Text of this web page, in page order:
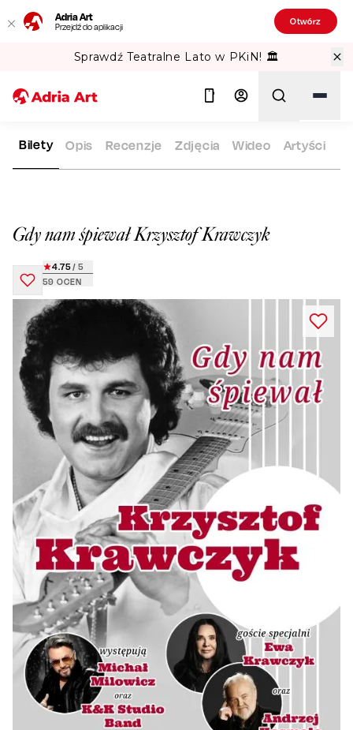
Adria Art
Przejdź do aplikacji Otwórz
Sprawdź Teatralne Lato w PKiN! 🏛️
ADRIA ART REPERTUAR GDY NAM ŚPIEWAŁ KRZYSZTOF
Gdy nam śpiewał Krzysztof Krawczyk
59 OCEN
4.75/ 5
Bilety Opis Recenzje Zdjęcia Wideo Artyści